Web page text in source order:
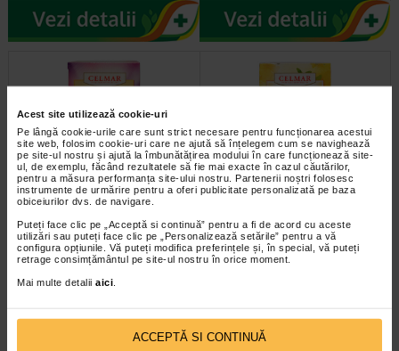
Acest site utilizează cookie-uri
Pe lângă cookie-urile care sunt strict necesare pentru funcționarea acestui
site web, folosim cookie-uri care ne ajută să înțelegem cum se navighează
pe site-ul nostru și ajută la îmbunătățirea modului în care funcționează site-
ul, de exemplu, făcând rezultatele să fie mai exacte în cazul căutărilor,
pentru a măsura performanța site-ului nostru. Partenerii noștri folosesc
instrumente de urmărire pentru a oferi publicitate personalizată pe baza
obiceiurilor dvs. de navigare.
Puteți face clic pe „Acceptă si continuă” pentru a fi de acord cu aceste
utilizări sau puteți face clic pe „Personalizează setările” pentru a vă
configura opțiunile. Vă puteți modifica preferințele și, în special, vă puteți
retrage consimțământul pe site-ul nostru în orice moment.
Mai multe detalii aici
ACCEPTĂ SI CONTINUĂ
Ceai fructe de padure 20dz
Ceai sunatoare plic in plic x 20